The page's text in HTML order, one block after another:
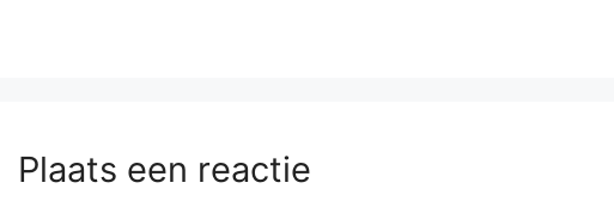
Plaats een reactie